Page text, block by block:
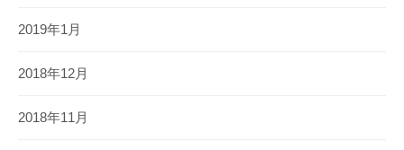
2019年1月
2018年12月
2018年11月